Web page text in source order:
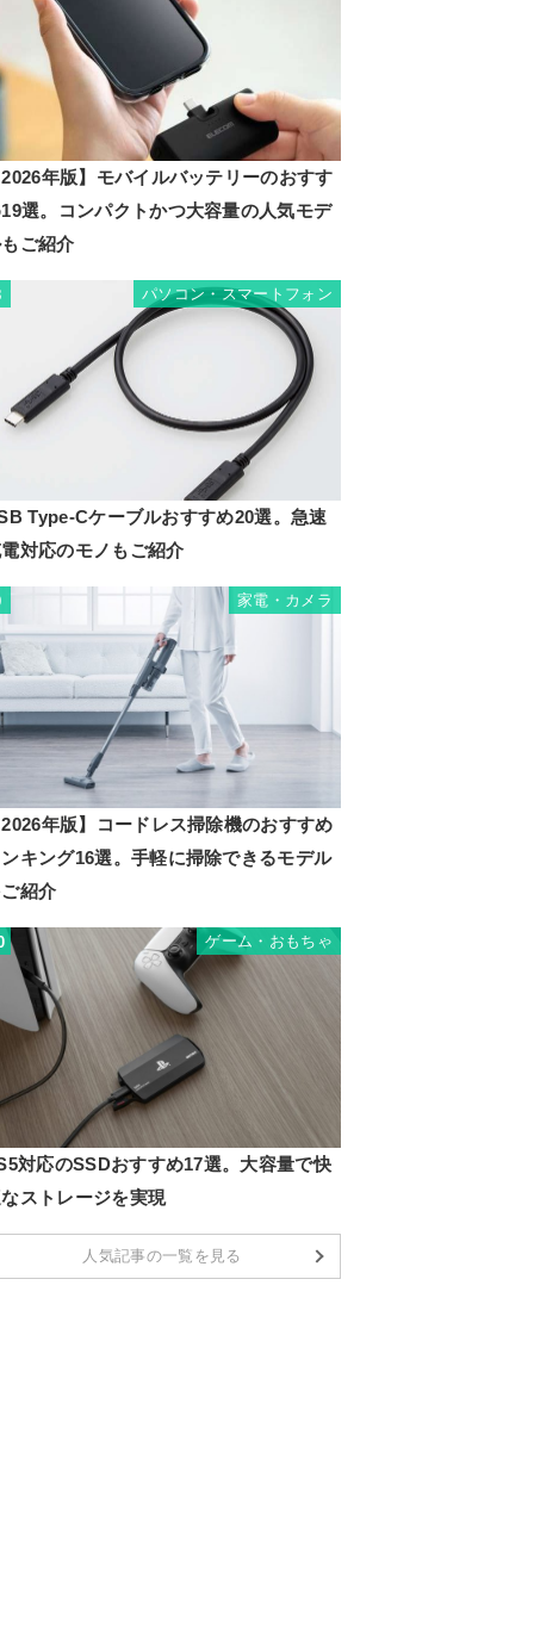
年版】モバイルバッテリーのおすす
選。コンパクトかつ大容量の人気モデ
ご紹介
パソコン・スマートフォン
Type-Cケーブルおすすめ20選。急速
対応のモノもご紹介
家電・カメラ
年版】コードレス掃除機のおすすめ
キング16選。手軽に掃除できるモデル
紹介
ゲーム・おもちゃ
対応のSSDおすすめ17選。大容量で快
ストレージを実現
人気記事の一覧を見る